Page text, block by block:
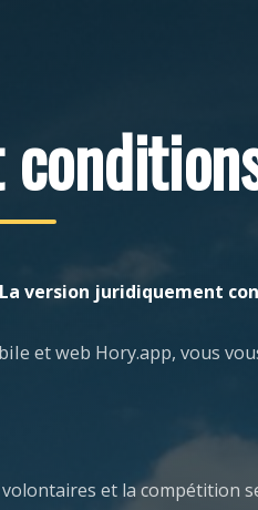
version juridiquement
et web Hory.app, vous
et la compétition